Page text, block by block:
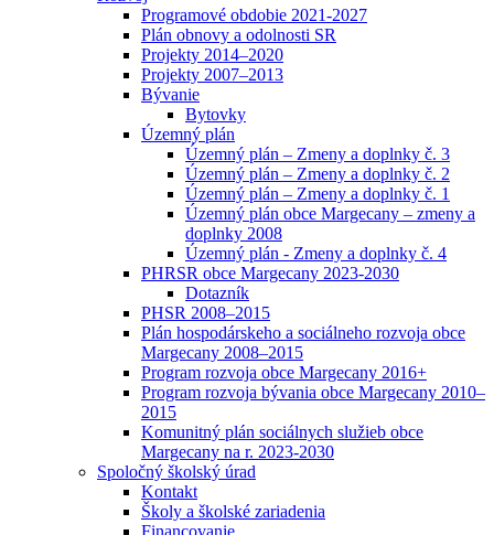
Programové obdobie 2021-2027
Plán obnovy a odolnosti SR
Projekty 2014–2020
Projekty 2007–2013
Bývanie
Bytovky
Územný plán
Územný plán – Zmeny a doplnky č. 3
Územný plán – Zmeny a doplnky č. 2
Územný plán – Zmeny a doplnky č. 1
Územný plán obce Margecany – zmeny a
doplnky 2008
Územný plán - Zmeny a doplnky č. 4
PHRSR obce Margecany 2023-2030
Dotazník
PHSR 2008–2015
Plán hospodárskeho a sociálneho rozvoja obce
Margecany 2008–2015
Program rozvoja obce Margecany 2016+
Program rozvoja bývania obce Margecany 2010–
2015
Komunitný plán sociálnych služieb obce
Margecany na r. 2023-2030
Spoločný školský úrad
Kontakt
Školy a školské zariadenia
Financovanie